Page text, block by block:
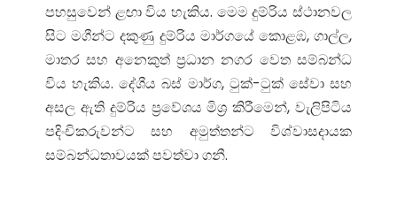
පහසුවෙන් ළඟා විය හැකිය. මෙම දුම්රිය ස්ථානවල
සිට මගීන්ට දකුණු දුම්රිය මාර්ගයේ කොළඹ, ගාල්ල,
මාතර සහ අනෙකුත් ප්‍රධාන නගර වෙත සම්බන්ධ
විය හැකිය. දේශීය බස් මාර්ග, ටුක්-ටුක් සේවා සහ
අසල ඇති දුම්රිය ප්‍රවේශය මිශ්‍ර කිරීමෙන්, වැලිපිටිය
පදිංචිකරුවන්ට සහ අමුත්තන්ට විශ්වාසදායක
සම්බන්ධතාවයක් පවත්වා ගනී.